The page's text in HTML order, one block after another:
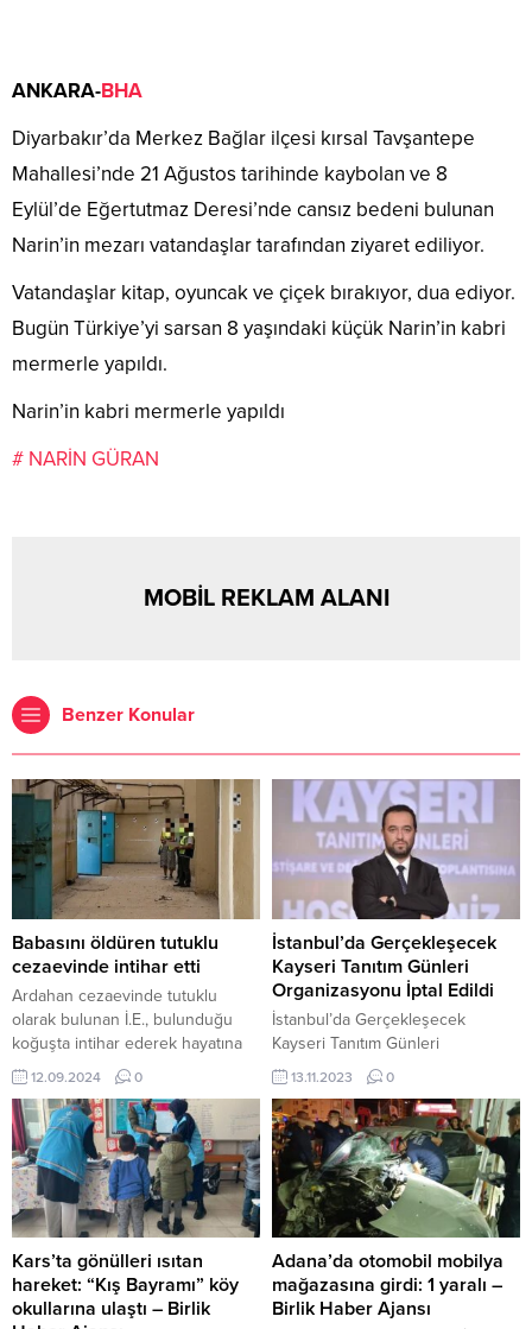
ANKARA-BHA
Diyarbakır’da Merkez Bağlar ilçesi kırsal Tavşantepe
Mahallesi’nde 21 Ağustos tarihinde kaybolan ve 8
Eylül’de Eğertutmaz Deresi’nde cansız bedeni bulunan
Narin’in mezarı vatandaşlar tarafından ziyaret ediliyor.
Vatandaşlar kitap, oyuncak ve çiçek bırakıyor, dua ediyor.
Bugün Türkiye’yi sarsan 8 yaşındaki küçük Narin’in kabri
mermerle yapıldı.
Narin’in kabri mermerle yapıldı
# NARİN GÜRAN
MOBİL REKLAM ALANI
Benzer Konular
Babasını öldüren tutuklu
cezaevinde intihar etti
Ardahan cezaevinde tutuklu
olarak bulunan İ.E., bulunduğu
koğuşta intihar ederek hayatına
son verdi. 12 Eylül 2024, 16:49
yayınlandı ARDAHAN-BHA
Geçtiğimiz yıl Ardahan’ın Göle
ilçesine bağlı Salimbey
Mahallesi’nde yaşadığı tartışma
sonucu babasını boğazını
keserek öldüren İ.E., tutuklu
bulunduğu Ardahan...
12.09.2024 0
İstanbul’da Gerçekleşecek
Kayseri Tanıtım Günleri
Organizasyonu İptal Edildi
İstanbul’da Gerçekleşecek
Kayseri Tanıtım Günleri
Organizasyonu İptal Edildi BHA-
KAYSERİ Kararın alınmasında
etken olan sebeplerin detaylıca
açıklandığı açıklamada İBB ile
Kayseri Büyükşehir Belediyesi’nin
organizasyona haksız
müdahaleleri dikkat çekti. Kayseri
Büyükşehir Belediyesi’nin İBB’ye
organizasyonu yapmasını
istedikleri fuar şirketinin etkinliği
düzenlemesi isteklerini dayatması
13.11.2023 0
Kars’ta gönülleri ısıtan
hareket: “Kış Bayramı” köy
okullarına ulaştı – Birlik
Adana’da otomobil mobilya
mağazasına girdi: 1 yaralı –
Birlik Haber Ajansı